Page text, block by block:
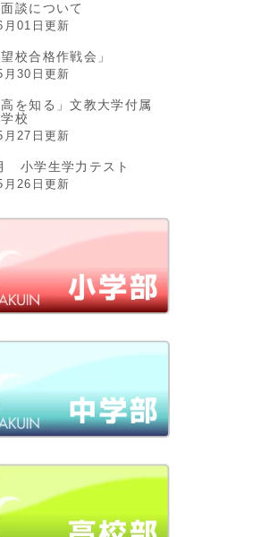
談について
01日更新
校合格作戦会」
30日更新
高を知る」文教大学付属
校
27日更新
小学生学力テスト
26日更新